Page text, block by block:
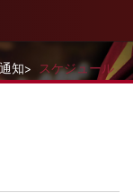
知> スケジュール